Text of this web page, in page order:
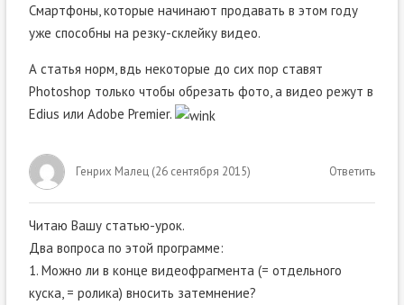
Смартфоны, которые начинают продавать в этом году
уже способны на резку-склейку видео.
А статья норм, вдь некоторые до сих пор ставят
Photoshop только чтобы обрезать фото, а видео режут в
Edius или Adobe Premier.
Генрих Малец(26 сентября 2015) Ответить
Читаю Вашу статью-урок.
Два вопроса по этой программе:
1. Можно ли в конце видеофрагмента (= отдельного
куска, = ролика) вносить затемнение?